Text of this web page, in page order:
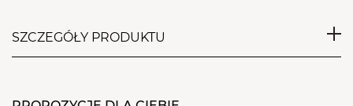
13mm
SZCZEGÓŁY PRODUKTU
malowania. Gwarantuje niezwykłą precyzję,